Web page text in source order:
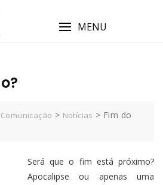
de ferramentas
MENU
> Notícias > Fim do
Será que o fim está próximo?
Apocalipse ou apenas uma